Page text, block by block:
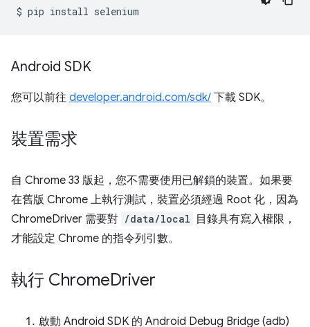
$ pip install
Android SDK
您可以前往 developer.android.com/sdk/ 下載 SDK。
裝置需求
自 Chrome 33 版起，您不需要使用已解鎖的裝置。如果要
在舊版 Chrome 上執行測試，裝置必須經過 Root 化，因為
ChromeDriver 需要對 /data/local
目錄具有寫入權限，
才能設定 Chrome 的指令列引數。
執行 ChromeDriver
啟動 Android SDK 的 Android Debug Bridge (adb)